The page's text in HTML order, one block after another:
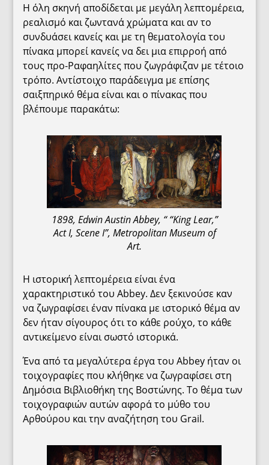
Η όλη σκηνή αποδίδεται με μεγάλη λεπτομέρεια,
ρεαλισμό και ζωντανά χρώματα και αν το
συνδυάσει κανείς και με τη θεματολογία του
πίνακα μπορεί κανείς να δει μια επιρροή από
τους προ-Ραφαηλίτες που ζωγράφιζαν με τέτοιο
τρόπο. Αντίστοιχο παράδειγμα με επίσης
σαιξπηρικό θέμα είναι και ο πίνακας που
βλέπουμε παρακάτω:
1898, Edwin Austin Abbey, “ “King Lear,”
Act I, Scene I”, Metropolitan Museum of
Art.
Η ιστορική λεπτομέρεια είναι ένα
χαρακτηριστικό του Abbey. Δεν ξεκινούσε καν
να ζωγραφίσει έναν πίνακα με ιστορικό θέμα αν
δεν ήταν σίγουρος ότι το κάθε ρούχο, το κάθε
αντικείμενο είναι σωστό ιστορικά.
Ένα από τα μεγαλύτερα έργα του Abbey ήταν οι
τοιχογραφίες που κλήθηκε να ζωγραφίσει στη
Δημόσια Βιβλιοθήκη της Βοστώνης. Το θέμα των
τοιχογραφιών αυτών αφορά το μύθο του
Αρθούρου και την αναζήτηση του Grail.